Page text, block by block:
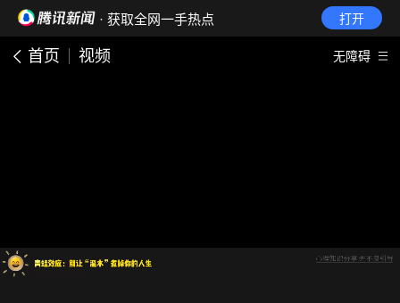
· 获取全网一手热点 打开
首页 视频 无障碍